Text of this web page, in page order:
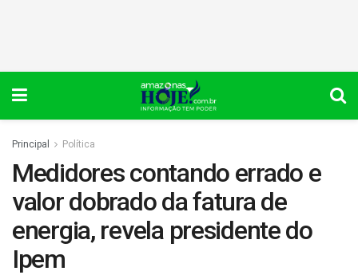
Principal Política
Medidores contando errado e
valor dobrado da fatura de
energia, revela presidente do
Ipem